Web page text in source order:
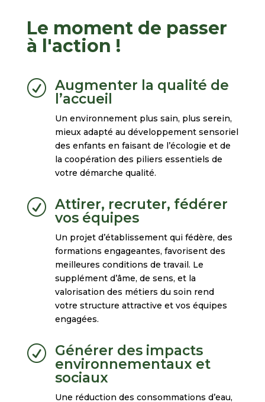
Le moment de passer
à l'action !
R Augmenter la qualité de
l’accueil
Un environnement plus sain, plus serein,
mieux adapté au développement sensoriel
des enfants en faisant de l’écologie et de
la coopération des piliers essentiels de
votre démarche qualité.
R Attirer, recruter, fédérer
vos équipes
Un projet d’établissement qui fédère, des
formations engageantes, favorisent des
meilleures conditions de travail. Le
supplément d’âme, de sens, et la
valorisation des métiers du soin rend
votre structure attractive et vos équipes
engagées.
R Générer des impacts
environnementaux et
sociaux
Une réduction des consommations d’eau,